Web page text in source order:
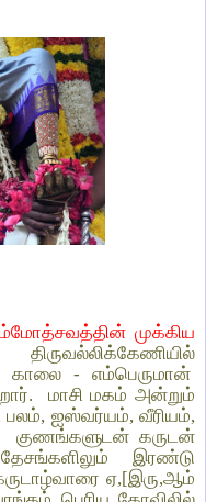
முக்கிய
காலை - எம்பெருமான்
மாசி மகம் அன்றும்
ஐஸ்வர்யம், வீரியம்,
குணங்களுடன் கருடன்
இரண்டு
ஏ,[இரு,ஆம்